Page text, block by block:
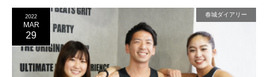
2022
MAR
29
春城ダイアリー